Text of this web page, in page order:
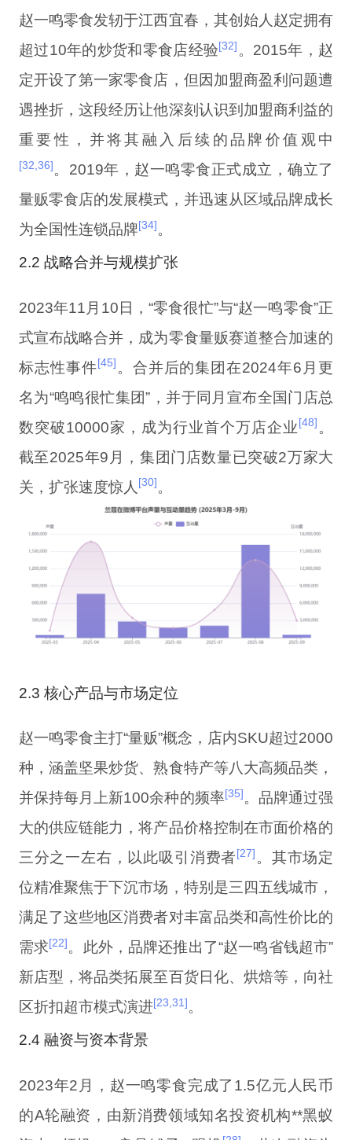
赵一鸣零食发轫于江西宜春，其创始人赵定拥有
超过10年的炒货和零食店经验[32] 。2015年，赵
定开设了第一家零食店，但因加盟商盈利问题遭
遇挫折，这段经历让他深刻认识到加盟商利益的
重要性，并将其融入后续的品牌价值观中
[32,36]。2019年，赵一鸣零食正式成立，确立了
量贩零食店的发展模式，并迅速从区域品牌成长
为全国性连锁品牌[34]。
2.2 战略合并与规模扩张
2023年11月10日，“零食很忙”与“赵一鸣零食”正
式宣布战略合并，成为零食量贩赛道整合加速的
标志性事件[45] 。合并后的集团在2024年6月更
名为“鸣鸣很忙集团”，并于同月宣布全国门店总
数突破10000家，成为行业首个万店企业[48] 。
截至2025年9月，集团门店数量已突破2万家大
关，扩张速度惊人 [30]。
2.3 核心产品与市场定位
赵一鸣零食主打“量贩”概念，店内SKU超过2000
种，涵盖坚果炒货、熟食特产等八大高频品类，
并保持每月上新100余种的频率[35]。品牌通过强
大的供应链能力，将产品价格控制在市面价格的
三分之一左右，以此吸引消费者[27] 。其市场定
位精准聚焦于下沉市场，特别是三四五线城市，
满足了这些地区消费者对丰富品类和高性价比的
需求[22]。此外，品牌还推出了“赵一鸣省钱超市”
新店型，将品类拓展至百货日化、烘焙等，向社
区折扣超市模式演进[23,31]。
2.4 融资与资本背景
2023年2月，赵一鸣零食完成了1.5亿元人民币
的A轮融资，由新消费领域知名投资机构**黑蚁